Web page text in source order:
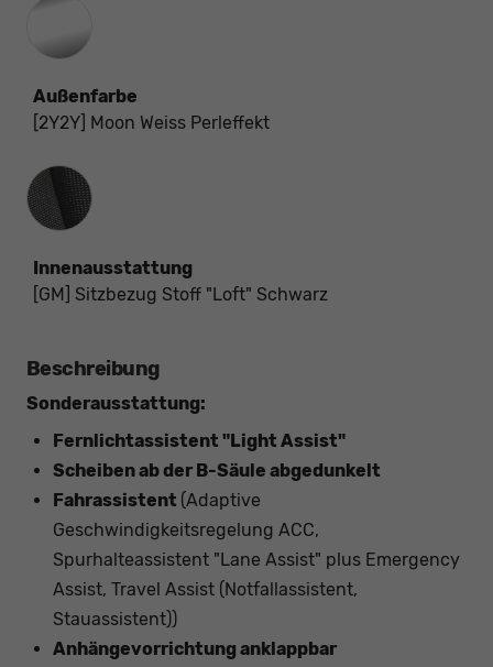
Außenfarbe
[2Y2Y] Moon Weiss Perleffekt
Innenausstattung
Innenausstattung
[GM] Sitzbezug Stoff "Loft" Schwarz
Beschreibung
Sonderausstattung:
Fernlichtassistent "Light Assist"
Scheiben ab der B-Säule abgedunkelt
Fahrassistent (Adaptive
Geschwindigkeitsregelung ACC,
Spurhalteassistent "Lane Assist" plus Emergency
Assist, Travel Assist (Notfallassistent,
Stauassistent))
Anhängevorrichtung anklappbar